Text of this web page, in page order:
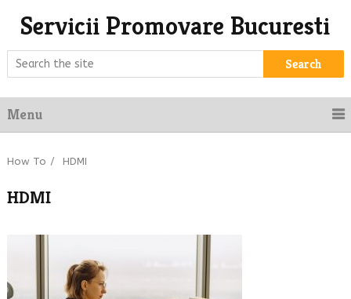
Servicii Promovare Bucuresti
Search
Menu
How To / HDMI
HDMI